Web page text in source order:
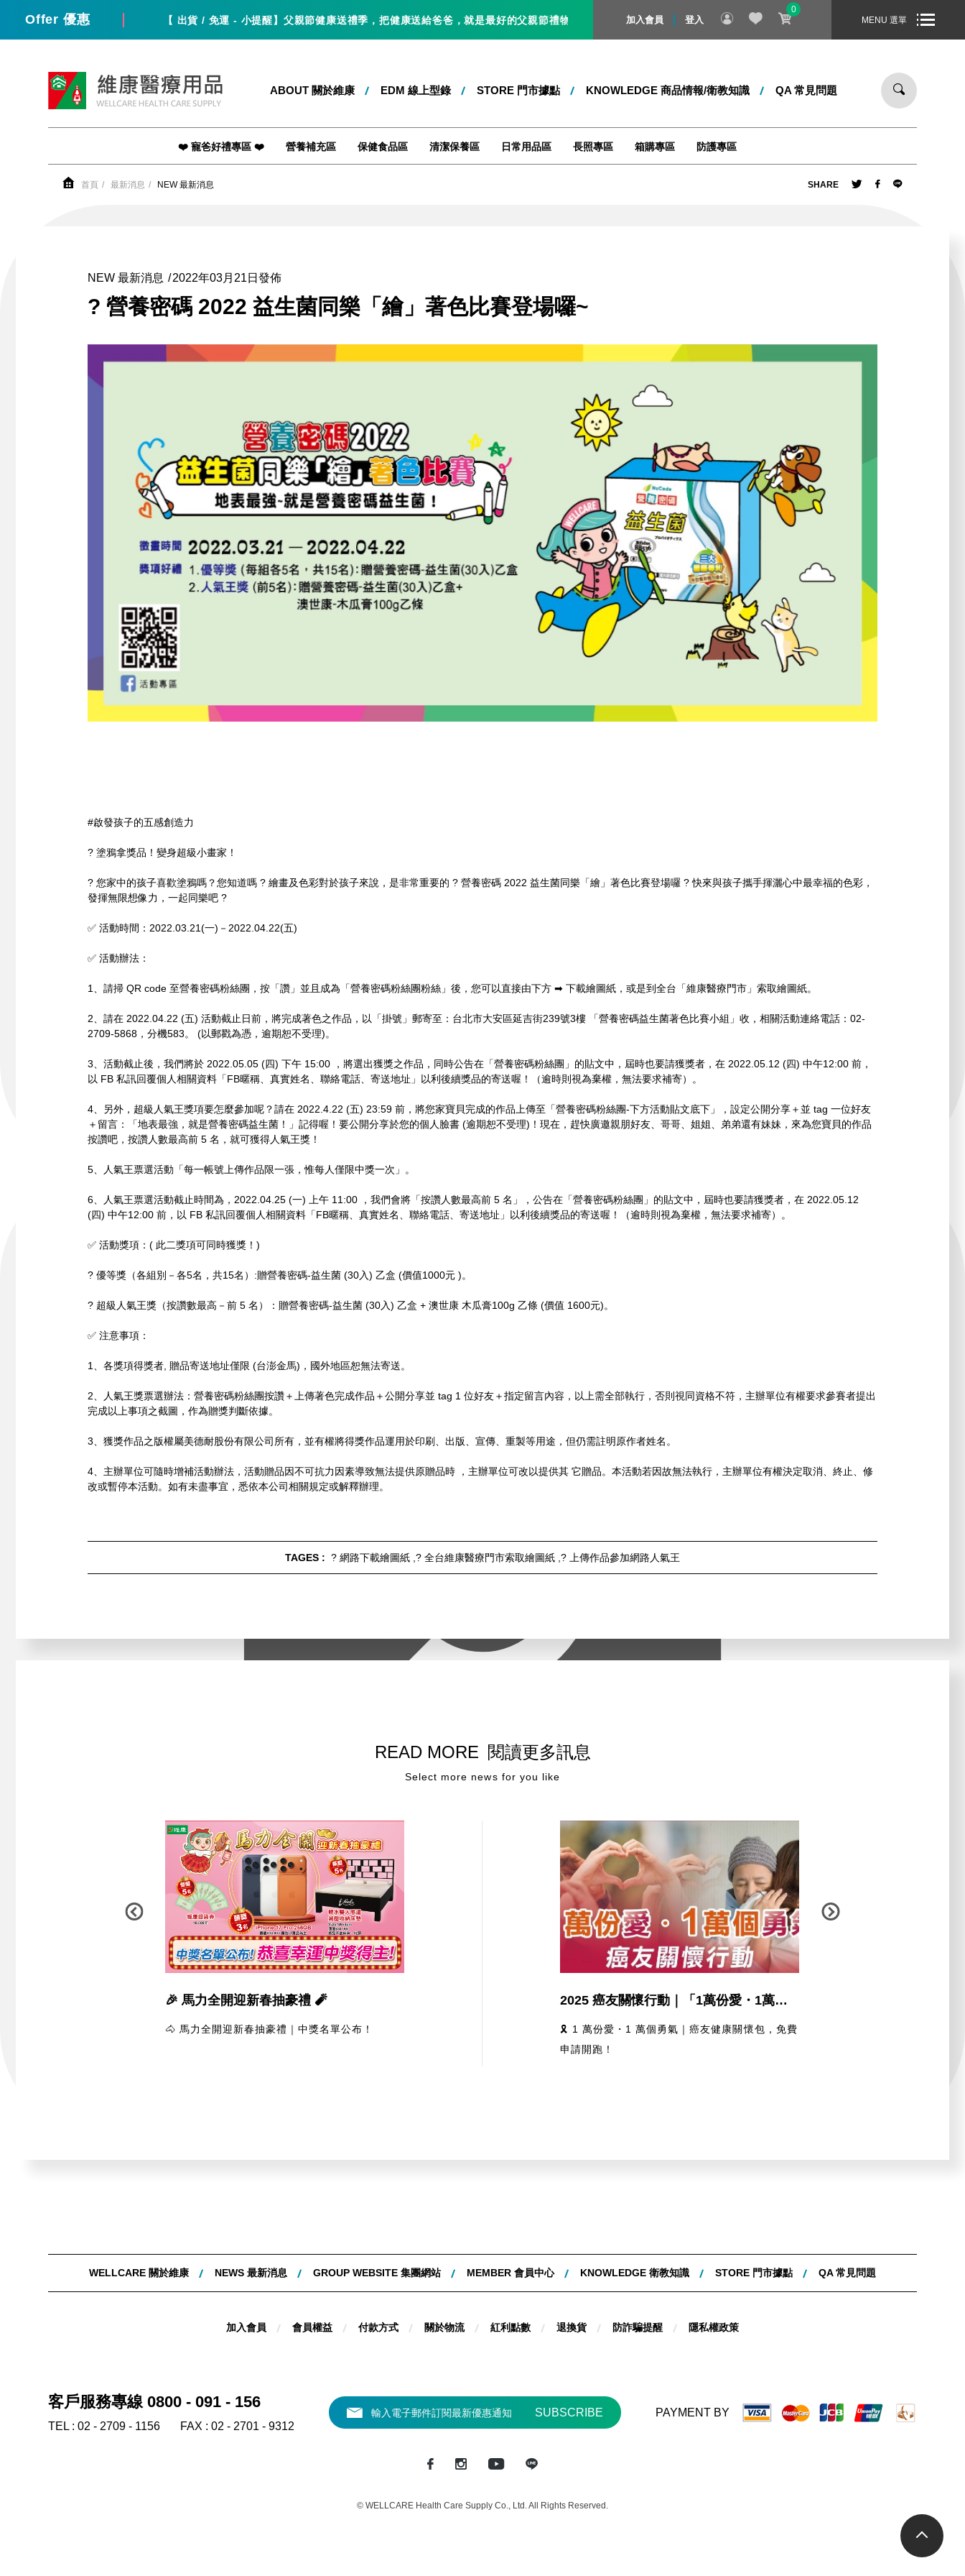
Offer 優惠 【 出貨 / 免運 - 小提醒】父親節健康送禮季，把健康送給爸爸，就是最好的父親節禮物！即日起 ～ 8/31 止，全站消費滿 1000 元，即享免運宅配到您家！商品配送時間 - 在訂單成
加入會員 登入
0
MENU 選單
ABOUT 關於維康
EDM 線上型錄 STORE 門市據點 KNOWLEDGE 商品情報/衛教知識 QA 常見問題
❤️ 寵爸好禮專區 ❤️ 營養補充區 保健食品區 清潔保養區 日常用品區 長照專區 箱購專區 防護專區
首頁 最新消息 NEW 最新消息 SHARE
NEW 最新消息 2022年03月21日發佈
? 營養密碼 2022 益生菌同樂「繪」著色比賽登場囉~
#啟發孩子的五感創造力
? 塗鴉拿獎品！變身超級小畫家！
? 您家中的孩子喜歡塗鴉嗎？您知道嗎 ? 繪畫及色彩對於孩子來說，是非常重要的 ? 營養密碼 2022 益生菌同樂「繪」著色比賽登場囉 ? 快來與孩子攜手揮灑心中最幸福的色彩，
發揮無限想像力，一起同樂吧 ?
✅ 活動時間：2022.03.21(一)－2022.04.22(五)
✅ 活動辦法：
1、請掃 QR code 至營養密碼粉絲團，按「讚」並且成為「營養密碼粉絲團粉絲」後，您可以直接由下方 ➡ 下載繪圖紙，或是到全台「維康醫療門市」索取繪圖紙。
2、請在 2022.04.22 (五) 活動截止日前，將完成著色之作品，以「掛號」郵寄至：台北市大安區延吉街239號3樓 「營養密碼益生菌著色比賽小組」收，相關活動連絡電話：02-
2709-5868，分機583。 (以郵戳為憑，逾期恕不受理)。
3、活動截止後，我們將於 2022.05.05 (四) 下午 15:00 ，將選出獲獎之作品，同時公告在「營養密碼粉絲團」的貼文中，屆時也要請獲獎者，在 2022.05.12 (四) 中午12:00 前，
以 FB 私訊回覆個人相關資料「FB暱稱、真實姓名、聯絡電話、寄送地址」以利後續獎品的寄送喔！（逾時則視為棄權，無法要求補寄）。
4、另外，超級人氣王獎項要怎麼參加呢？請在 2022.4.22 (五) 23:59 前，將您家寶貝完成的作品上傳至「營養密碼粉絲團-下方活動貼文底下」，設定公開分享＋並 tag 一位好友
＋留言：「地表最強，就是營養密碼益生菌！」記得喔！要公開分享於您的個人臉書 (逾期恕不受理)！現在，趕快廣邀親朋好友、哥哥、姐姐、弟弟還有妹妹，來為您寶貝的作品
按讚吧，按讚人數最高前 5 名，就可獲得人氣王獎！
5、人氣王票選活動「每一帳號上傳作品限一張，惟每人僅限中獎一次」。
6、人氣王票選活動截止時間為，2022.04.25 (一) 上午 11:00 ，我們會將「按讚人數最高前 5 名」，公告在「營養密碼粉絲團」的貼文中，屆時也要請獲獎者，在 2022.05.12
(四) 中午12:00 前，以 FB 私訊回覆個人相關資料「FB暱稱、真實姓名、聯絡電話、寄送地址」以利後續獎品的寄送喔！（逾時則視為棄權，無法要求補寄）。
✅ 活動獎項：( 此二獎項可同時獲獎！)
? 優等獎（各組別－各5名，共15名）:贈營養密碼-益生菌 (30入) 乙盒 (價值1000元 )。
? 超級人氣王獎（按讚數最高－前 5 名）：贈營養密碼-益生菌 (30入) 乙盒 + 澳世康 木瓜膏100g 乙條 (價值 1600元)。
✅ 注意事項：
1、各獎項得獎者, 贈品寄送地址僅限 (台澎金馬)，國外地區恕無法寄送。
2、人氣王獎票選辦法：營養密碼粉絲團按讚＋上傳著色完成作品＋公開分享並 tag 1 位好友＋指定留言內容，以上需全部執行，否則視同資格不符，主辦單位有權要求參賽者提出
完成以上事項之截圖，作為贈獎判斷依據。
3、獲獎作品之版權屬美德耐股份有限公司所有，並有權將得獎作品運用於印刷、出版、宣傳、重製等用途，但仍需註明原作者姓名。
4、主辦單位可隨時增補活動辦法，活動贈品因不可抗力因素導致無法提供原贈品時 ，主辦單位可改以提供其 它贈品。本活動若因故無法執行，主辦單位有權決定取消、終止、修
改或暫停本活動。如有未盡事宜，悉依本公司相關規定或解釋辦理。
TAGES : ? 網路下載繪圖紙 ? 全台維康醫療門市索取繪圖紙 ? 上傳作品參加網路人氣王
READ MORE 閱讀更多訊息
Select more news for you like
🎉 馬力全開迎新春抽豪禮 🧨
🐴 馬力全開迎新春抽豪禮｜中獎名單公布！
2025 癌友關懷行動｜「1萬份愛・1萬個勇氣」健康關懷包，免費申請開跑！
🎗 1 萬份愛・1 萬個勇氣｜癌友健康關懷包，免費
申請開跑！
WELLCARE 關於維康 NEWS 最新消息 GROUP WEBSITE 集團網站 MEMBER 會員中心 KNOWLEDGE 衛教知識 STORE 門市據點 QA 常見問題
加入會員 會員權益 付款方式 關於物流 紅利點數 退換貨 防詐騙提醒 隱私權政策
客戶服務專線 0800 - 091 - 156
TEL : 02 - 2709 - 1156 FAX : 02 - 2701 - 9312
PAYMENT BY
© WELLCARE Health Care Supply Co., Ltd. All Rights Reserved.